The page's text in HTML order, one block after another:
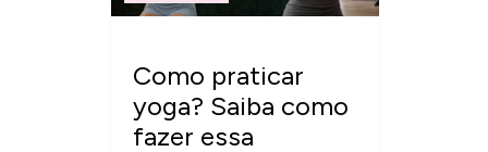
Como praticar
yoga? Saiba como
fazer essa